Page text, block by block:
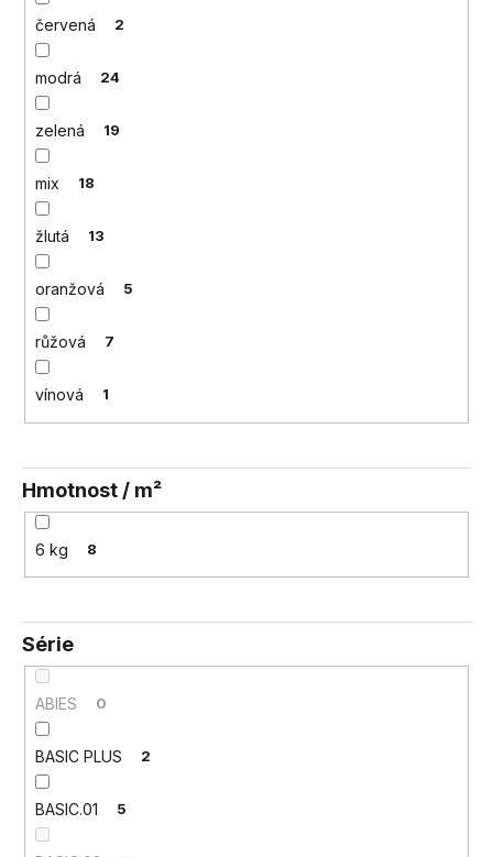
červená 2
modrá 24
zelená 19
mix 18
žlutá 13
oranžová 5
růžová 7
vínová 1
Hmotnost / m²
6 kg 8
Série
ABIES 0
BASIC PLUS 2
BASIC.01 5